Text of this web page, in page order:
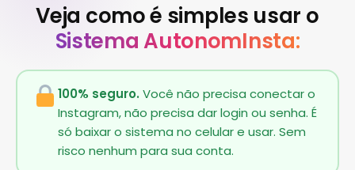
Veja como é simples usar o
Sistema AutonomInsta:
100% seguro. Você não precisa conectar o
Instagram, não precisa dar login ou senha. É
só baixar o sistema no celular e usar. Sem
risco nenhum para sua conta.